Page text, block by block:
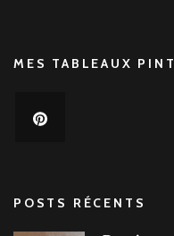
MES TABLEAUX
POSTS RÉCENTS